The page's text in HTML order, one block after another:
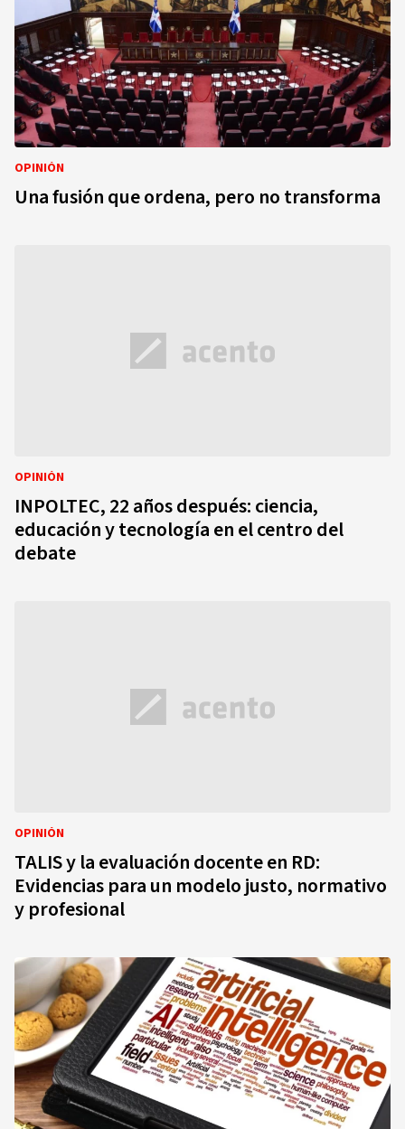
OPINIÓN
Una fusión que ordena, pero no transforma
OPINIÓN
INPOLTEC, 22 años después: ciencia,
educación y tecnología en el centro del
debate
OPINIÓN
TALIS y la evaluación docente en RD:
Evidencias para un modelo justo, normativo
y profesional